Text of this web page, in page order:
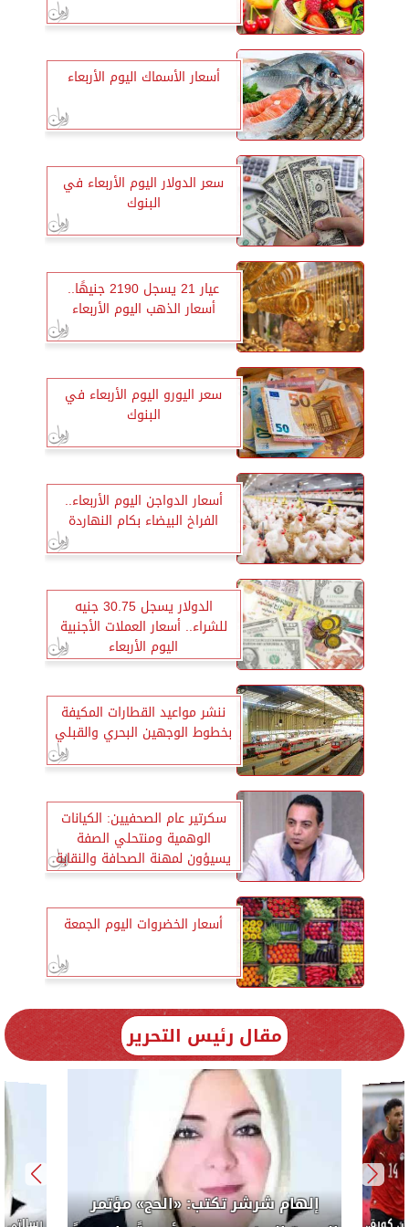
أسعار الأسماك اليوم الأربعاء
سعر الدولار اليوم الأربعاء في
البنوك
عيار 21 يسجل 2190 جنيهًا..
أسعار الذهب اليوم الأربعاء
سعر اليورو اليوم الأربعاء في
البنوك
أسعار الدواجن اليوم الأربعاء..
الفراخ البيضاء بكام النهاردة
الدولار يسجل 30.75 جنيه
للشراء.. أسعار العملات الأجنبية
اليوم الأربعاء
ننشر مواعيد القطارات المكيفة
بخطوط الوجهين البحري والقبلي
سكرتير عام الصحفيين: الكيانات
الوهمية ومنتحلي الصفة
يسيؤون لمهنة الصحافة والنقابة
أسعار الخضروات اليوم الجمعة
مقال رئيس التحرير
إلهام شرشر
الوحدة السنوى يصــــنع